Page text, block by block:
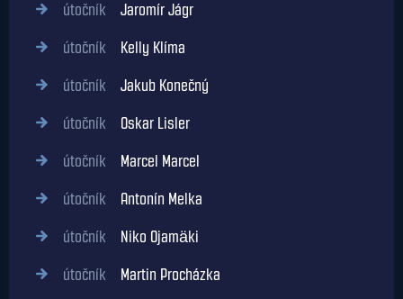
útočník Jaromír Jágr
útočník Kelly Klíma
útočník Jakub Konečný
útočník Oskar Lisler
útočník Marcel Marcel
útočník Antonín Melka
útočník Niko Ojamäki
útočník Martin Procházka